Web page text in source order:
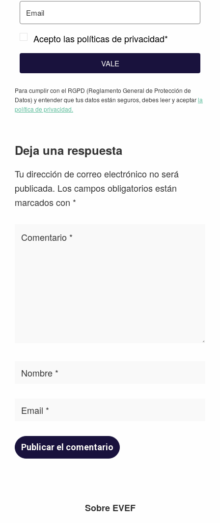
Acepto las políticas de privacidad*
VALE
Para cumplir con el RGPD (Reglamento General de Protección de
Datos) y entender que tus datos están seguros, debes leer y aceptarla
política de privacidad.
Interacciones
los
lectores
Deja una respuesta
Tu dirección de correo electrónico no será
publicada. Los campos obligatorios están
marcados con *
Sobre EVEF